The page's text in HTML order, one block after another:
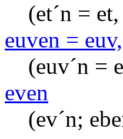
(et´n =
euven =
(euv´n =
even
(ev´n;